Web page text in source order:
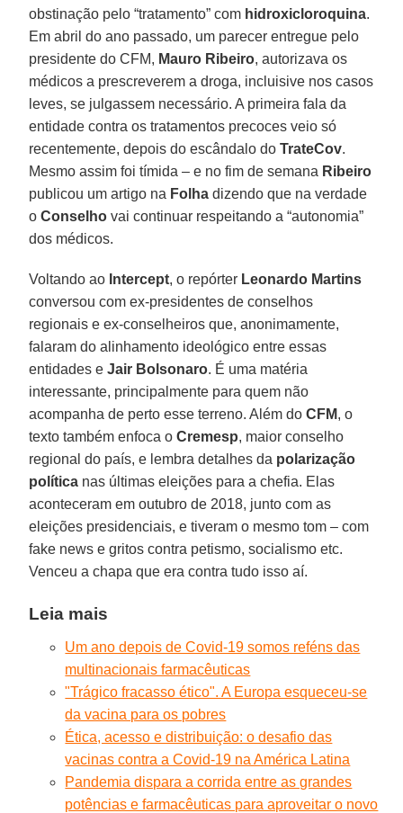
obstinação pelo “tratamento” com hidroxicloroquina.
Em abril do ano passado, um parecer entregue pelo
presidente do CFM, Mauro Ribeiro, autorizava os
médicos a prescreverem a droga, incluisive nos casos
leves, se julgassem necessário. A primeira fala da
entidade contra os tratamentos precoces veio só
recentemente, depois do escândalo doTrateCov.
Mesmo assim foi tímida – e no fim de semana Ribeiro
publicou um artigo na Folha dizendo que na verdade
oConselho vai continuar respeitando a “autonomia”
dos médicos.
Voltando ao Intercept, o repórter Leonardo Martins
conversou com ex-presidentes de conselhos
regionais e ex-conselheiros que, anonimamente,
falaram do alinhamento ideológico entre essas
entidades eJair Bolsonaro. É uma matéria
interessante, principalmente para quem não
acompanha de perto esse terreno. Além doCFM, o
texto também enfoca oCremesp, maior conselho
regional do país, e lembra detalhes da polarização
política nas últimas eleições para a chefia. Elas
aconteceram em outubro de 2018, junto com as
eleições presidenciais, e tiveram o mesmo tom – com
fake news e gritos contra petismo, socialismo etc.
Venceu a chapa que era contra tudo isso aí.
Leia mais
Um ano depois de Covid-19 somos reféns das
multinacionais farmacêuticas
"Trágico fracasso ético". A Europa esqueceu-se
da vacina para os pobres
Ética, acesso e distribuição: o desafio das
vacinas contra a Covid-19 na América Latina
Pandemia dispara a corrida entre as grandes
potências e farmacêuticas para aproveitar o novo